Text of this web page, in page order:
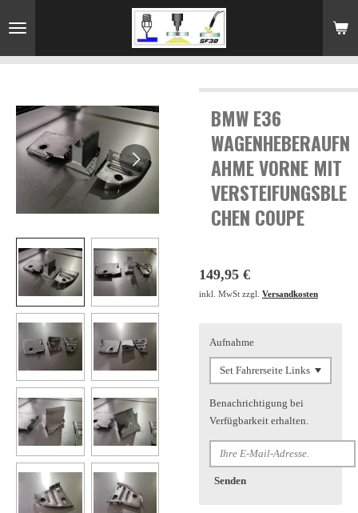
Hauptinhalt
BMW E36
WAGENHEBERAUFN
AHME VORNE MIT
VERSTEIFUNGSBLE
CHEN COUPE
149,95 €
inkl. MwSt zzgl. Versandkosten
Aufnahme
Benachrichtigung bei
Verfügbarkeit erhalten.
Senden